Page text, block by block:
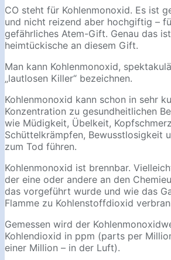
CO steht für Kohlenmonoxid. Es ist
und nicht reizend aber hochgiftig –
gefährliches Atem-Gift. Genau das
heimtückische an diesem Gift.
Man kann Kohlenmonoxid,
„lautlosen Killer“ bezeichnen.
Kohlenmonoxid kann schon in sehr
Konzentration zu gesundheitlichen
wie Müdigkeit, Übelkeit,
Schüttelkrämpfen, Bewusstlosigkeit
zum Tod führen.
Kohlenmonoxid ist brennbar.
der eine oder andere an den
das vorgeführt wurde und wie das
Flamme zu Kohlenstoffdioxid
Gemessen wird der
Kohlendioxid in ppm (parts per
einer Million – in der Luft).